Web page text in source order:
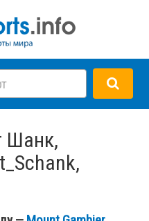
Шанк,